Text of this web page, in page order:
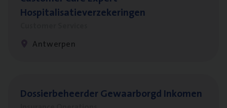
Hospitalisatieverzekeringen
Antwerpen
Dos­sier­be­heer­der Gewaar­borgd Inkomen